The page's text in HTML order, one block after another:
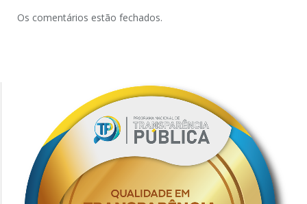
Os comentários estão fechados.